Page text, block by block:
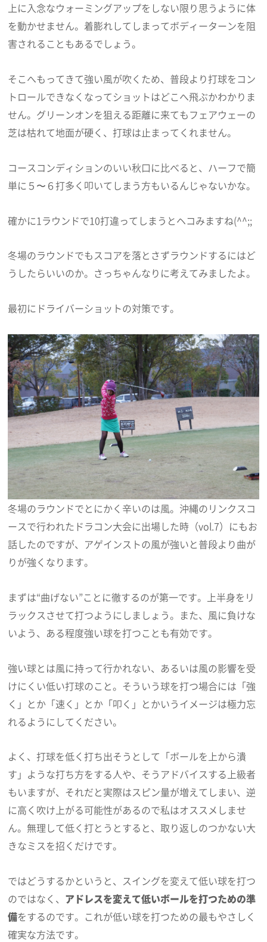
上に入念なウォーミングアップをしない限り思うように体
を動かせません。着膨れしてしまってボディーターンを阻
害されることもあるでしょう。
そこへもってきて強い風が吹くため、普段より打球をコン
トロールできなくなってショットはどこへ飛ぶかわかりま
せん。グリーンオンを狙える距離に来てもフェアウェーの
芝は枯れて地面が硬く、打球は止まってくれません。
コースコンディションのいい秋口に比べると、ハーフで簡
単に５〜６打多く叩いてしまう方もいるんじゃないかな。
確かに1ラウンドで10打違ってしまうとヘコみますね(^^;;
冬場のラウンドでもスコアを落とさずラウンドするにはど
うしたらいいのか。さっちゃんなりに考えてみましたよ。
最初にドライバーショットの対策です。
冬場のラウンドでとにかく辛いのは風。沖縄のリンクスコ
ースで行われたドラコン大会に出場した時（vol.7）にもお
話したのですが、アゲインストの風が強いと普段より曲が
りが強くなります。
まずは“曲げない”ことに徹するのが第一です。上半身をリ
ラックスさせて打つようにしましょう。また、風に負けな
いよう、ある程度強い球を打つことも有効です。
強い球とは風に持って行かれない、あるいは風の影響を受
けにくい低い打球のこと。そういう球を打つ場合には「強
く」とか「速く」とか「叩く」とかいうイメージは極力忘
れるようにしてください。
よく、打球を低く打ち出そうとして「ボールを上から潰
す」ような打ち方をする人や、そうアドバイスする上級者
もいますが、それだと実際はスピン量が増えてしまい、逆
に高く吹け上がる可能性があるので私はオススメしませ
ん。無理して低く打とうとすると、取り返しのつかない大
きなミスを招くだけです。
ではどうするかというと、スイングを変えて低い球を打つ
のではなく、 アドレスを変えて低いボールを打つための準
備をするのです。これが低い球を打つための最もやさしく
確実な方法です。